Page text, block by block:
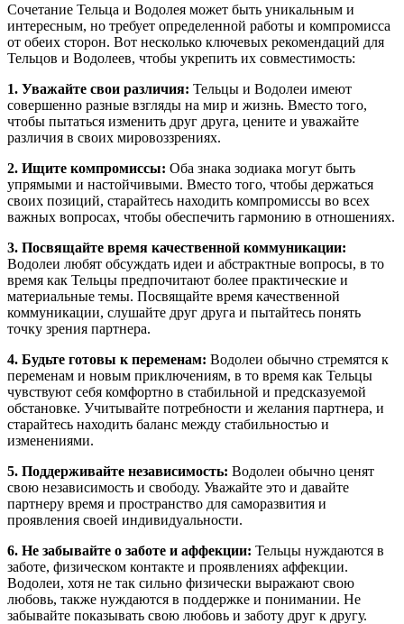
Сочетание Тельца и Водолея может быть уникальным и
интересным, но требует определенной работы и компромисса
от обеих сторон. Вот несколько ключевых рекомендаций для
Тельцов и Водолеев, чтобы укрепить их совместимость:
1. Уважайте свои различия: Тельцы и Водолеи имеют
совершенно разные взгляды на мир и жизнь. Вместо того,
чтобы пытаться изменить друг друга, цените и уважайте
различия в своих мировоззрениях.
2. Ищите компромиссы: Оба знака зодиака могут быть
упрямыми и настойчивыми. Вместо того, чтобы держаться
своих позиций, старайтесь находить компромиссы во всех
важных вопросах, чтобы обеспечить гармонию в отношениях.
3. Посвящайте время качественной коммуникации:
Водолеи любят обсуждать идеи и абстрактные вопросы, в то
время как Тельцы предпочитают более практические и
материальные темы. Посвящайте время качественной
коммуникации, слушайте друг друга и пытайтесь понять
точку зрения партнера.
4. Будьте готовы к переменам: Водолеи обычно стремятся к
переменам и новым приключениям, в то время как Тельцы
чувствуют себя комфортно в стабильной и предсказуемой
обстановке. Учитывайте потребности и желания партнера, и
старайтесь находить баланс между стабильностью и
изменениями.
5. Поддерживайте независимость: Водолеи обычно ценят
свою независимость и свободу. Уважайте это и давайте
партнеру время и пространство для саморазвития и
проявления своей индивидуальности.
6. Не забывайте о заботе и аффекции: Тельцы нуждаются в
заботе, физическом контакте и проявлениях аффекции.
Водолеи, хотя не так сильно физически выражают свою
любовь, также нуждаются в поддержке и понимании. Не
забывайте показывать свою любовь и заботу друг к другу.